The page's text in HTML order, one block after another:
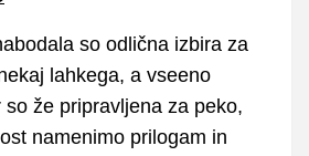
so odlična izbira za
lahkega, a vseeno
so že pripravljena za peko,
namenimo prilogam in